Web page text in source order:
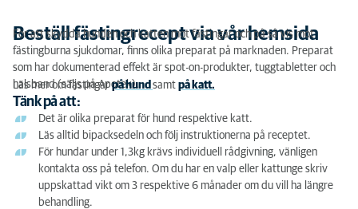
Beställ fästingrecept via vår hemsida
För att skydda hunden och katten mot fästingar och på så vis mot
fästingburna sjukdomar, finns olika preparat på marknaden. Preparat
som har dokumenterad effekt är spot-on-produkter, tuggtabletter och
halsband (säljs på Apotek).
Läs mer om fästingarpå hund samt på katt.
Tänk på att:
Det är olika preparat för hund respektive katt.
Läs alltid bipacksedeln och följ instruktionerna på receptet.
För hundar under 1,3kg krävs individuell rådgivning, vänligen
kontakta oss på telefon. Om du har en valp eller kattunge skriv
uppskattad vikt om 3 respektive 6 månader om du vill ha längre
behandling.